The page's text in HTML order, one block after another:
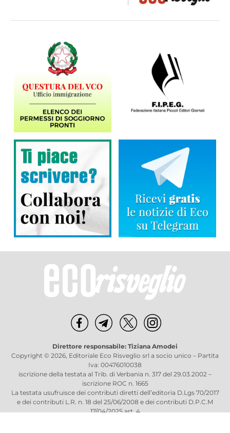
Direttore responsabile: Tiziana Amodei
Copyright © 2026, Editoriale Eco Risveglio srl a socio unico – Partita
Iva: 00476010038
iscrizione della testata al Trib. di Verbania n. 317 del 29.03.2002 –
iscrizione ROC n. 1665
La testata usufruisce dei contributi diretti dell’editoria D.Lgs 70/2017
e dei contributi L.R. n. 18 del 25/06/2008 e dei contributi D.P.C.M
17/04/2025 art. 4